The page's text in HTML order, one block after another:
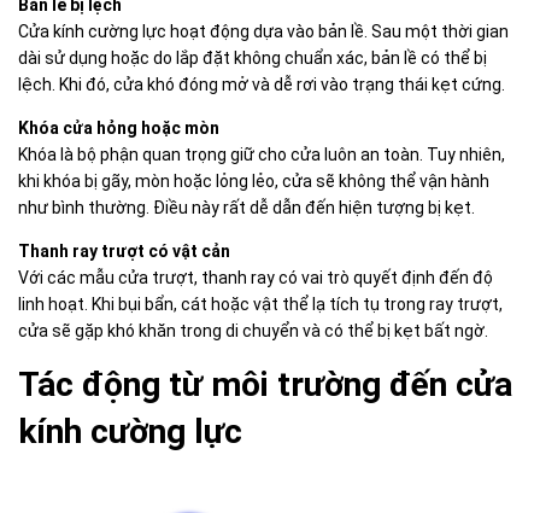
Bản lề bị lệch
Cửa kính cường lực hoạt động dựa vào bản lề. Sau một thời gian
dài sử dụng hoặc do lắp đặt không chuẩn xác, bản lề có thể bị
lệch. Khi đó, cửa khó đóng mở và dễ rơi vào trạng thái kẹt cứng.
Khóa cửa hỏng hoặc mòn
Khóa là bộ phận quan trọng giữ cho cửa luôn an toàn. Tuy nhiên,
khi khóa bị gãy, mòn hoặc lỏng lẻo, cửa sẽ không thể vận hành
như bình thường. Điều này rất dễ dẫn đến hiện tượng bị kẹt.
Thanh ray trượt có vật cản
Với các mẫu cửa trượt, thanh ray có vai trò quyết định đến độ
linh hoạt. Khi bụi bẩn, cát hoặc vật thể lạ tích tụ trong ray trượt,
cửa sẽ gặp khó khăn trong di chuyển và có thể bị kẹt bất ngờ.
Tác động từ môi trường đến cửa
kính cường lực